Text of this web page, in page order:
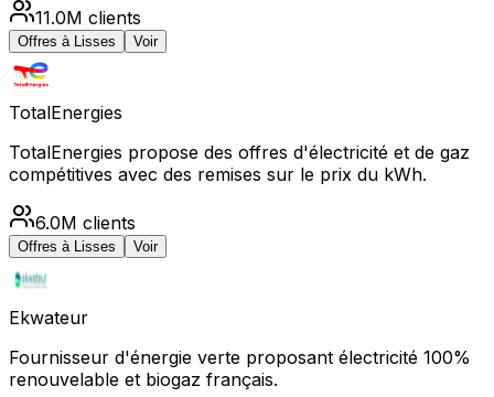
11.0M clients
Offres à Lisses Voir
TotalEnergies
TotalEnergies propose des offres d'électricité et de gaz
compétitives avec des remises sur le prix du kWh.
6.0M clients
Offres à Lisses Voir
Ekwateur
Fournisseur d'énergie verte proposant électricité 100%
renouvelable et biogaz français.